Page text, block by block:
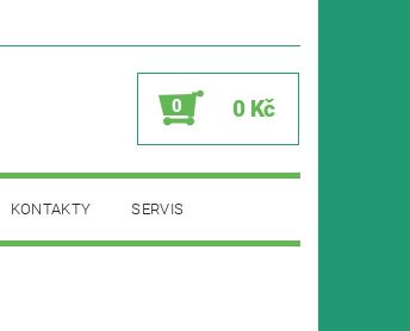
0 0 Kč
KONTAKTY SERVIS